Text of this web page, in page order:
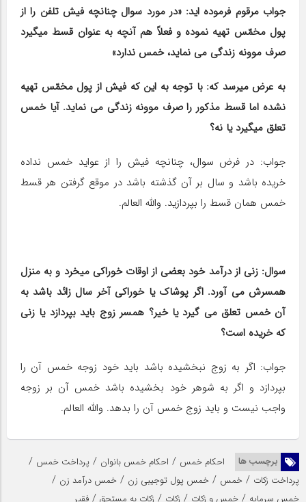
جواب مرقوم فرموده ‎اید: «در مورد سوال چنانچه فیش تلفن را از
پول مخمّس تهیه نموده و فعلاً هم آنچه به عنوان قسط می‎گیرد
صرف موونه زندگی می نماید، خمس ندارد»
به عرض می‎رسد که: با توجه به این‌ که فیش از پول مخمّس تهیه
نشده اما قسط مذکور را صرف موونه زندگی می نماید. آیا خمس
تعلق می‎گیرد یا نه؟
جواب: در فرض سوال، چنانچه فیش را از عواید خمس نداده
خریده باشد و سال بر آن گذشته باشد در موقع گرفتن هر قسط
خمس همان قسط را بپردازید. والله العالم.
سوال: زنی از درآمد خود بعضی از اوقات خوراکی می‎خرد و به منزل
همسرش می ‎آورد. اگر پوشاک یا خوراکی آخر سال زائد باشد به
آن خمس تعلق می‎ گیرد یا خیر؟ همسر زوج باید بپردازد یا زنی
که خریده است؟
جواب: اگر به زوج نبخشیده ‌باشد باید خود زوجه خمس آن را
بپردازد و اگر به شوهر خود بخشیده‌ باشد خمس آن بر زوجه
واجب نیست و باید زوج خمس آن را بدهد. والله العالم.
برچسب ها احکام خمس / احکام خمس بانوان / پرداخت خمس /
پرداخت زکات / خمس / خمس پول توجیبی زن / خمس درآمد زن /
خمس سرمایه / خمس و زکات / زکات / زکات به مستحق / فقیر